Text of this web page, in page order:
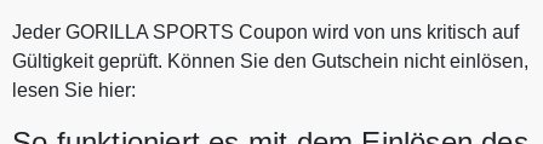
Jeder GORILLA SPORTS Coupon wird von uns kritisch auf
Gültigkeit geprüft. Können Sie den Gutschein nicht einlösen,
lesen Sie hier: